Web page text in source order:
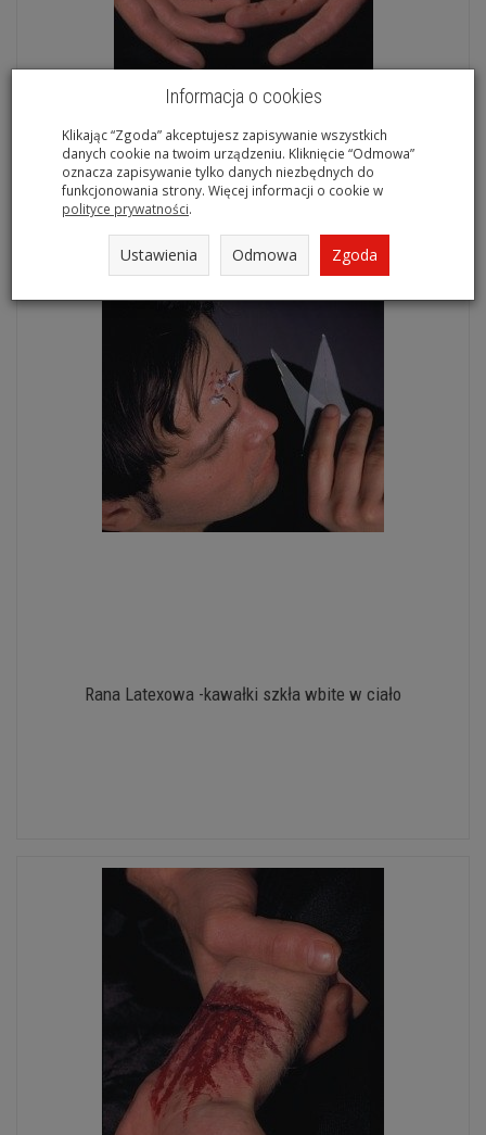
Rana latexowa rozcięty brzuch
Rana Latexowa -kawałki szkła wbite w ciało
Informacja o cookies
Klikając “Zgoda” akceptujesz zapisywanie wszystkich
danych cookie na twoim urządzeniu. Kliknięcie “Odmowa”
oznacza zapisywanie tylko danych niezbędnych do
funkcjonowania strony. Więcej informacji o cookie w
polityce prywatności.
Ustawienia Odmowa Zgoda